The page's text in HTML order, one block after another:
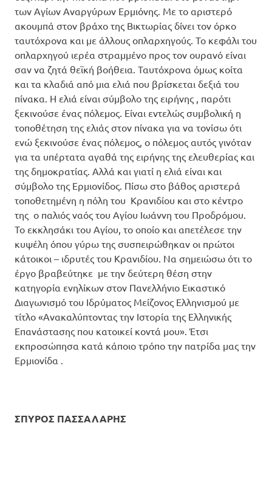
των Αγίων Αναργύρων Ερμιόνης. Με το αριστερό
ακουμπά στον βράχο της Βικτωρίας δίνει τον όρκο
ταυτόχρονα και με άλλους οπλαρχηγούς. Το κεφάλι του
οπλαρχηγού ιερέα στραμμένο προς τον ουρανό είναι
σαν να ζητά θεϊκή βοήθεια. Ταυτόχρονα όμως κοίτα
και τα κλαδιά από μια ελιά που βρίσκεται δεξιά του
πίνακα. Η ελιά είναι σύμβολο της ειρήνης , παρότι
ξεκινούσε ένας πόλεμος. Είναι εντελώς συμβολική η
τοποθέτηση της ελιάς στον πίνακα για να τονίσω ότι
ενώ ξεκινούσε ένας πόλεμος, ο πόλεμος αυτός γινόταν
για τα υπέρτατα αγαθά της ειρήνης της ελευθερίας και
της δημοκρατίας. Αλλά και γιατί η ελιά είναι και
σύμβολο της Ερμιονίδος. Πίσω στο βάθος αριστερά
τοποθετημένη η πόλη του Κρανιδίου και στο κέντρο
της ο παλιός ναός του Αγίου Ιωάννη του Προδρόμου.
Το εκκλησάκι του Αγίου, το οποίο και απετέλεσε την
κυψέλη όπου γύρω της συσπειρώθηκαν οι πρώτοι
κάτοικοι – ιδρυτές του Κρανιδίου. Να σημειώσω ότι το
έργο βραβεύτηκε με την δεύτερη θέση στην
κατηγορία ενηλίκων στον Πανελλήνιο Εικαστικό
Διαγωνισμό του Ιδρύματος Μείζονος Ελληνισμού με
τίτλο «Ανακαλύπτοντας την Ιστορία της Ελληνικής
Επανάστασης που κατοικεί κοντά μου». Έτσι
εκπροσώπησα κατά κάποιο τρόπο την πατρίδα μας την
Ερμιονίδα .
ΣΠΥΡΟΣ ΠΑΣΣΑΛΑΡΗΣ